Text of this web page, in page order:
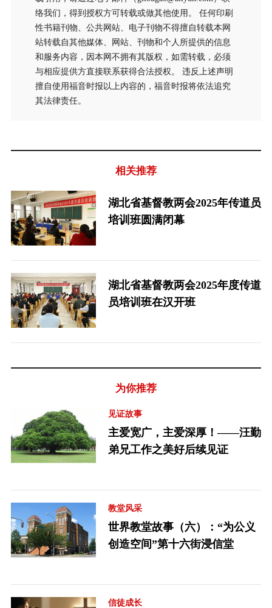
络我们，得到授权方可转载或做其他使用。 任何印刷
性书籍刊物、公共网站、电子刊物不得擅自转载本网
站转载自其他媒体、网站、刊物和个人所提供的信息
和服务内容，因本网不拥有其版权，如需转载，必须
与相应提供方直接联系获得合法授权。 违反上述声明
擅自使用福音时报以上内容的，福音时报将依法追究
其法律责任。
相关推荐
湖北省基督教两会2025年传道员
培训班圆满闭幕
湖北省基督教两会2025年度传道
员培训班在汉开班
为你推荐
见证故事
主爱宽广，主爱深厚！——汪勤
弟兄工作之美好后续见证
教堂风采
世界教堂故事（六）：“为公义
创造空间”第十六街浸信堂
信徒成长